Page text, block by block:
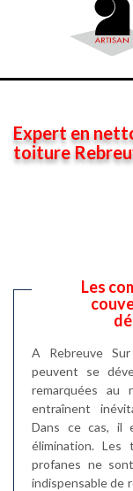
Expert en
toiture
Les
A Rebreuve
peuvent se
remarquées au
entraînent
Dans ce cas, il
élimination. Les
profanes ne
indispensable de